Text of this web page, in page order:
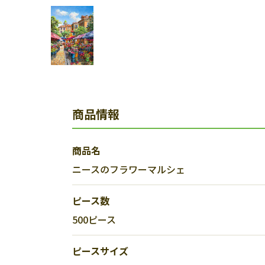
商品情報
商品名
ニースのフラワーマルシェ
ピース数
500ピース
ピースサイズ